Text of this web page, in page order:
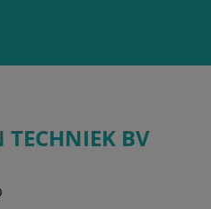
TECHNIEK BV